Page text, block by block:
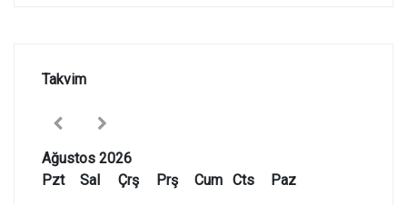
Takvim
Ağustos 2026
Pzt
Sal Çrş Prş Cum Cts
Paz